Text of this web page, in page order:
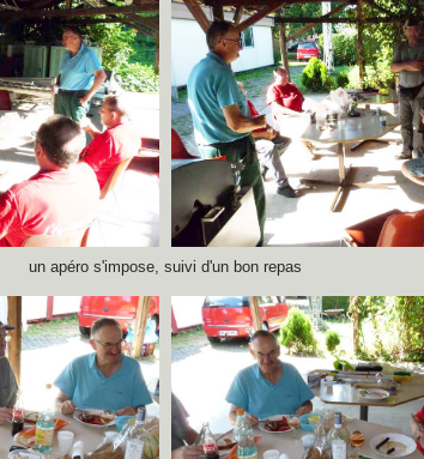
un apéro s'impose, suivi d'un bon repas